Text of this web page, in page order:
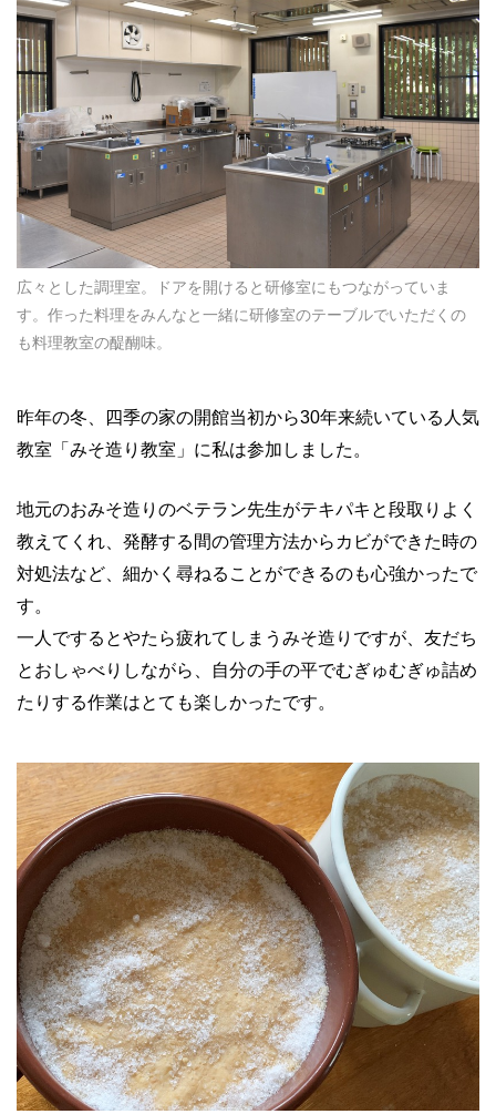
広々とした調理室。ドアを開けると研修室にもつながっていま
す。作った料理をみんなと一緒に研修室のテーブルでいただくの
も料理教室の醍醐味。
昨年の冬、四季の家の開館当初から30年来続いている人気
教室「みそ造り教室」に私は参加しました。
地元のおみそ造りのベテラン先生がテキパキと段取りよく
教えてくれ、発酵する間の管理方法からカビができた時の
対処法など、細かく尋ねることができるのも心強かったで
す。
一人でするとやたら疲れてしまうみそ造りですが、友だち
とおしゃべりしながら、自分の手の平でむぎゅむぎゅ詰め
たりする作業はとても楽しかったです。